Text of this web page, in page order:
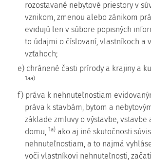
rozostavané nebytové priestory v
vznikom, zmenou alebo zánikom
evidujú len v súbore popisných
to údajmi o číslovaní, vlastníkoch a
vzťahoch;
e) chránené časti prírody a krajiny a
1aa)
f) práva k nehnuteľnostiam
práva k stavbám, bytom a
základe zmluvy o výstavbe, vstavbe
domu, 1a) ako aj iné skutočnosti
nehnuteľnostiam, a to najmä
voči vlastníkovi nehnuteľnosti,